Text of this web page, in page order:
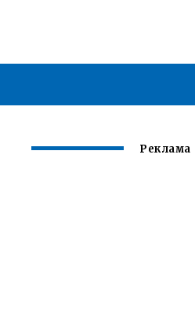
Реклама